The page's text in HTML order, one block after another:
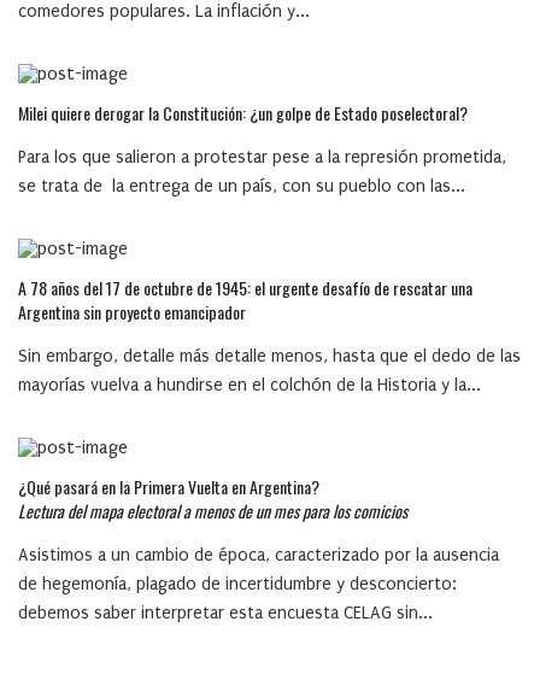
comedores populares. La inflación y...
Milei quiere derogar la Constitución: ¿un golpe de Estado poselectoral?
Para los que salieron a protestar pese a la represión prometida,
se trata de la entrega de un país, con su pueblo con las...
A 78 años del 17 de octubre de 1945: el urgente desafío de rescatar una
Argentina sin proyecto emancipador
Sin embargo, detalle más detalle menos, hasta que el dedo de las
mayorías vuelva a hundirse en el colchón de la Historia y la...
¿Qué pasará en la Primera Vuelta en Argentina?
Lectura del mapa electoral a menos de un mes para los comicios
Asistimos a un cambio de época, caracterizado por la ausencia
de hegemonía, plagado de incertidumbre y desconcierto:
debemos saber interpretar esta encuesta CELAG sin...